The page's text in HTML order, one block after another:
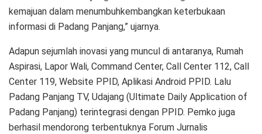
kemajuan dalam menumbuhkembangkan keterbukaan
informasi di Padang Panjang,” ujarnya.
Adapun sejumlah inovasi yang muncul di antaranya, Rumah
Aspirasi, Lapor Wali, Command Center, Call Center 112, Call
Center 119, Website PPID, Aplikasi Android PPID. Lalu
Padang Panjang TV, Udajang (Ultimate Daily Application of
Padang Panjang) terintegrasi dengan PPID. Pemko juga
berhasil mendorong terbentuknya Forum Jurnalis